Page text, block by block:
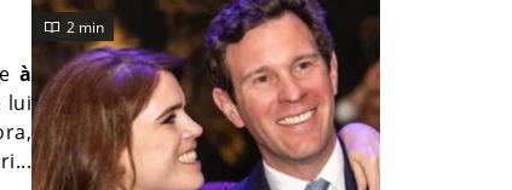
à
lui
2 min